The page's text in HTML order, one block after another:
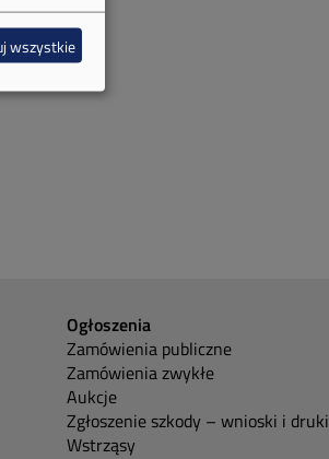
Ogłoszenia
Zamówienia publiczne
Zamówienia zwykłe
Aukcje
Zgłoszenie szkody – wnioski i druki
Wstrząsy
wszystkie